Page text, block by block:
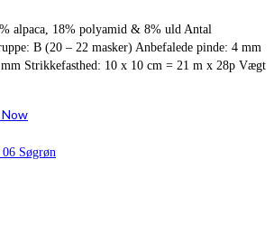
alpaca, 18% polyamid & 8% uld Antal
B (20 – 22 masker) Anbefalede pinde: 4 mm
Strikkefasthed: 10 x 10 cm = 21 m x 28p Vægt